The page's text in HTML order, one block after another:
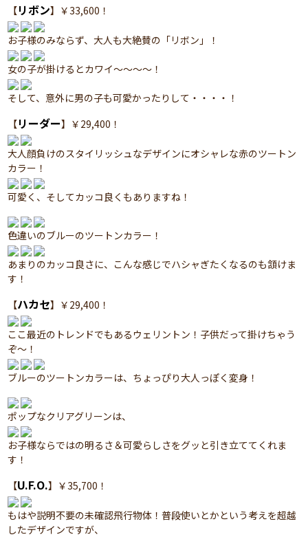
【リボン】￥33,600！
お子様のみならず、大人も大絶賛の「リボン」！
女の子が掛けるとカワイ～～～～！
そして、意外に男の子も可愛かったりして・・・・！
【リーダー】￥29,400！
大人顔負けのスタイリッシュなデザインにオシャレな赤のツートン
カラー！
可愛く、そしてカッコ良くもありますね！
色違いのブルーのツートンカラー！
あまりのカッコ良さに、こんな感じでハシャぎたくなるのも頷けま
す！
【ハカセ】￥29,400！
ここ最近のトレンドでもあるウェリントン！子供だって掛けちゃう
ぞ～！
ブルーのツートンカラーは、ちょっぴり大人っぽく変身！
ポップなクリアグリーンは、
お子様ならではの明るさ＆可愛らしさをグッと引き立ててくれま
す！
【U.F.O.】￥35,700！
もはや説明不要の未確認飛行物体！普段使いとかという考えを超越
したデザインですが、